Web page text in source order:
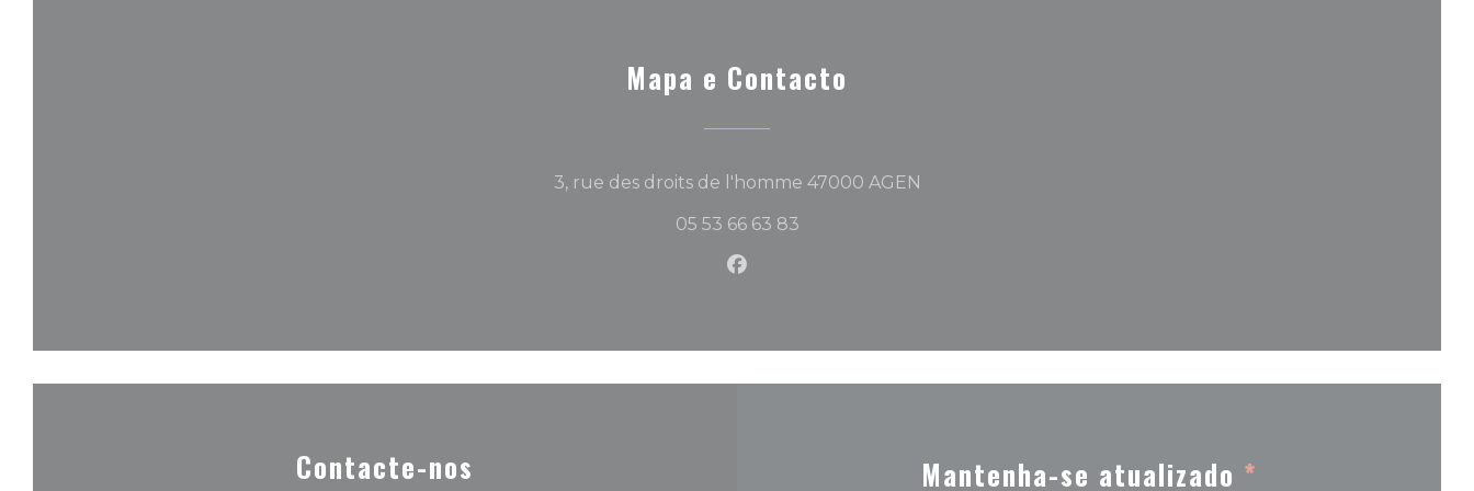
Mapa e Contacto
3, rue des droits de l'homme 47000 AGEN
05 53 66 63 83
Facebook ((abre numa nova janela))
Contacte-nos Mantenha-se atualizado *